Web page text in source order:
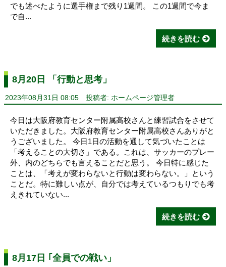
でも述べたように選手権まで残り1週間。 この1週間で今ま
で自...
続きを読む
8月20日 「行動と思考」
2023年08月31日 08:05 投稿者: ホームページ管理者
今日は大阪府教育センター附属高校さんと練習試合をさせて
いただきました。大阪府教育センター附属高校さんありがと
うございました。 今日1日の活動を通して気づいたことは
「考えることの大切さ」である。これは、サッカーのプレー
外、内のどちらでも言えることだと思う。 今日特に感じた
ことは、「考えが変わらないと行動は変わらない。」という
ことだ。特に難しい点が、自分では考えているつもりでも考
えきれていない...
続きを読む
8月17日 ｢全員での戦い」